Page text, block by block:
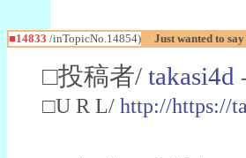
■14833 /inTopicNo.14854) Just wanted to
□投稿者/ takasi4d
□U R L/ http://https://